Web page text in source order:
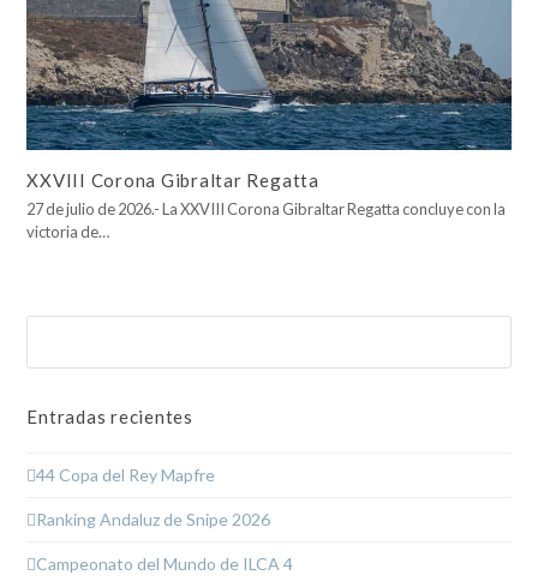
XXVIII Corona Gibraltar Regatta
27 de julio de 2026.- La XXVIII Corona Gibraltar Regatta concluye con la
victoria de…
Entradas recientes
44 Copa del Rey Mapfre
Ranking Andaluz de Snipe 2026
Campeonato del Mundo de ILCA 4